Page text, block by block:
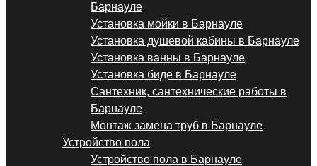
Барнауле
Установка мойки в Барнауле
Установка душевой кабины в Барнауле
Установка ванны в Барнауле
Установка биде в Барнауле
Сантехник, сантехнические работы в
Барнауле
Монтаж замена труб в Барнауле
Устройство пола
Устройство пола в Барнауле